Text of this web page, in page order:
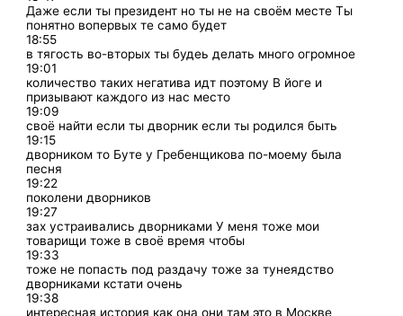
Даже если ты президент но ты не на своём месте Ты
понятно вопервых те само будет
18:55
в тягость во-вторых ты будеь делать много огромное
19:01
количество таких негатива идт поэтому В йоге и
призывают каждого из нас место
19:09
своё найти если ты дворник если ты родился быть
19:15
дворником то Буте у Гребенщикова по-моему была
песня
19:22
поколени дворников
19:27
зах устраивались дворниками У меня тоже мои
товарищи тоже в своё время чтобы
19:33
тоже не попасть под раздачу тоже за тунеядство
дворниками кстати очень
19:38
интересная история как она они там это в Москве